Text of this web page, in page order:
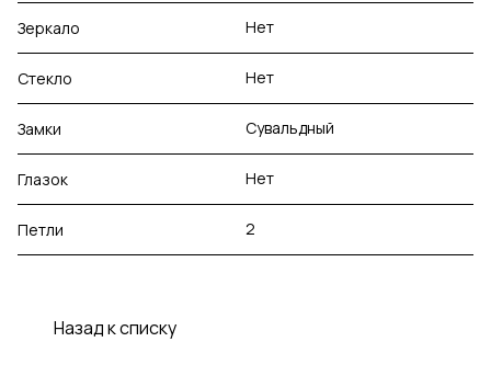
Зеркало Нет
Стекло Нет
Замки Сувальдный
Глазок Нет
Петли 2
Назад к списку